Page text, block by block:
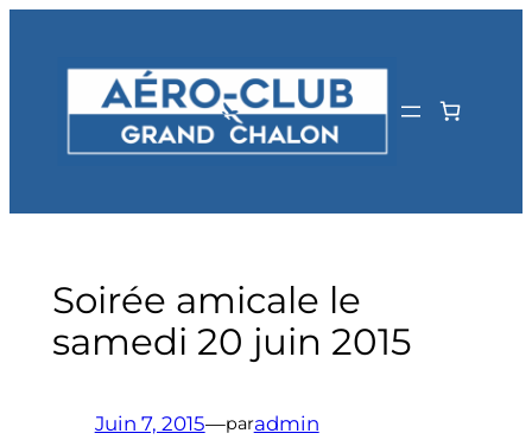
Soirée amicale le
samedi 20 juin 2015
Juin 7, 2015—paradmin